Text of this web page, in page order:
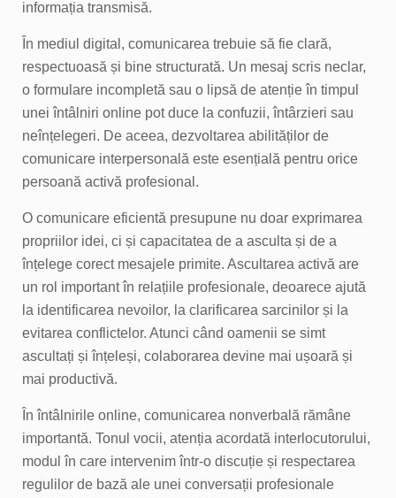
informația transmisă.
În mediul digital, comunicarea trebuie să fie clară,
respectuoasă și bine structurată. Un mesaj scris neclar,
o formulare incompletă sau o lipsă de atenție în timpul
unei întâlniri online pot duce la confuzii, întârzieri sau
neînțelegeri. De aceea, dezvoltarea abilităților de
comunicare interpersonală este esențială pentru orice
persoană activă profesional.
O comunicare eficientă presupune nu doar exprimarea
propriilor idei, ci și capacitatea de a asculta și de a
înțelege corect mesajele primite. Ascultarea activă are
un rol important în relațiile profesionale, deoarece ajută
la identificarea nevoilor, la clarificarea sarcinilor și la
evitarea conflictelor. Atunci când oamenii se simt
ascultați și înțeleși, colaborarea devine mai ușoară și
mai productivă.
În întâlnirile online, comunicarea nonverbală rămâne
importantă. Tonul vocii, atenția acordată interlocutorului,
modul în care intervenim într-o discuție și respectarea
regulilor de bază ale unei conversații profesionale